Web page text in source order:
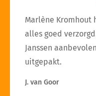
Marlène Kromhout
alles goed
Janssen
uitgepakt.
J. van Goor